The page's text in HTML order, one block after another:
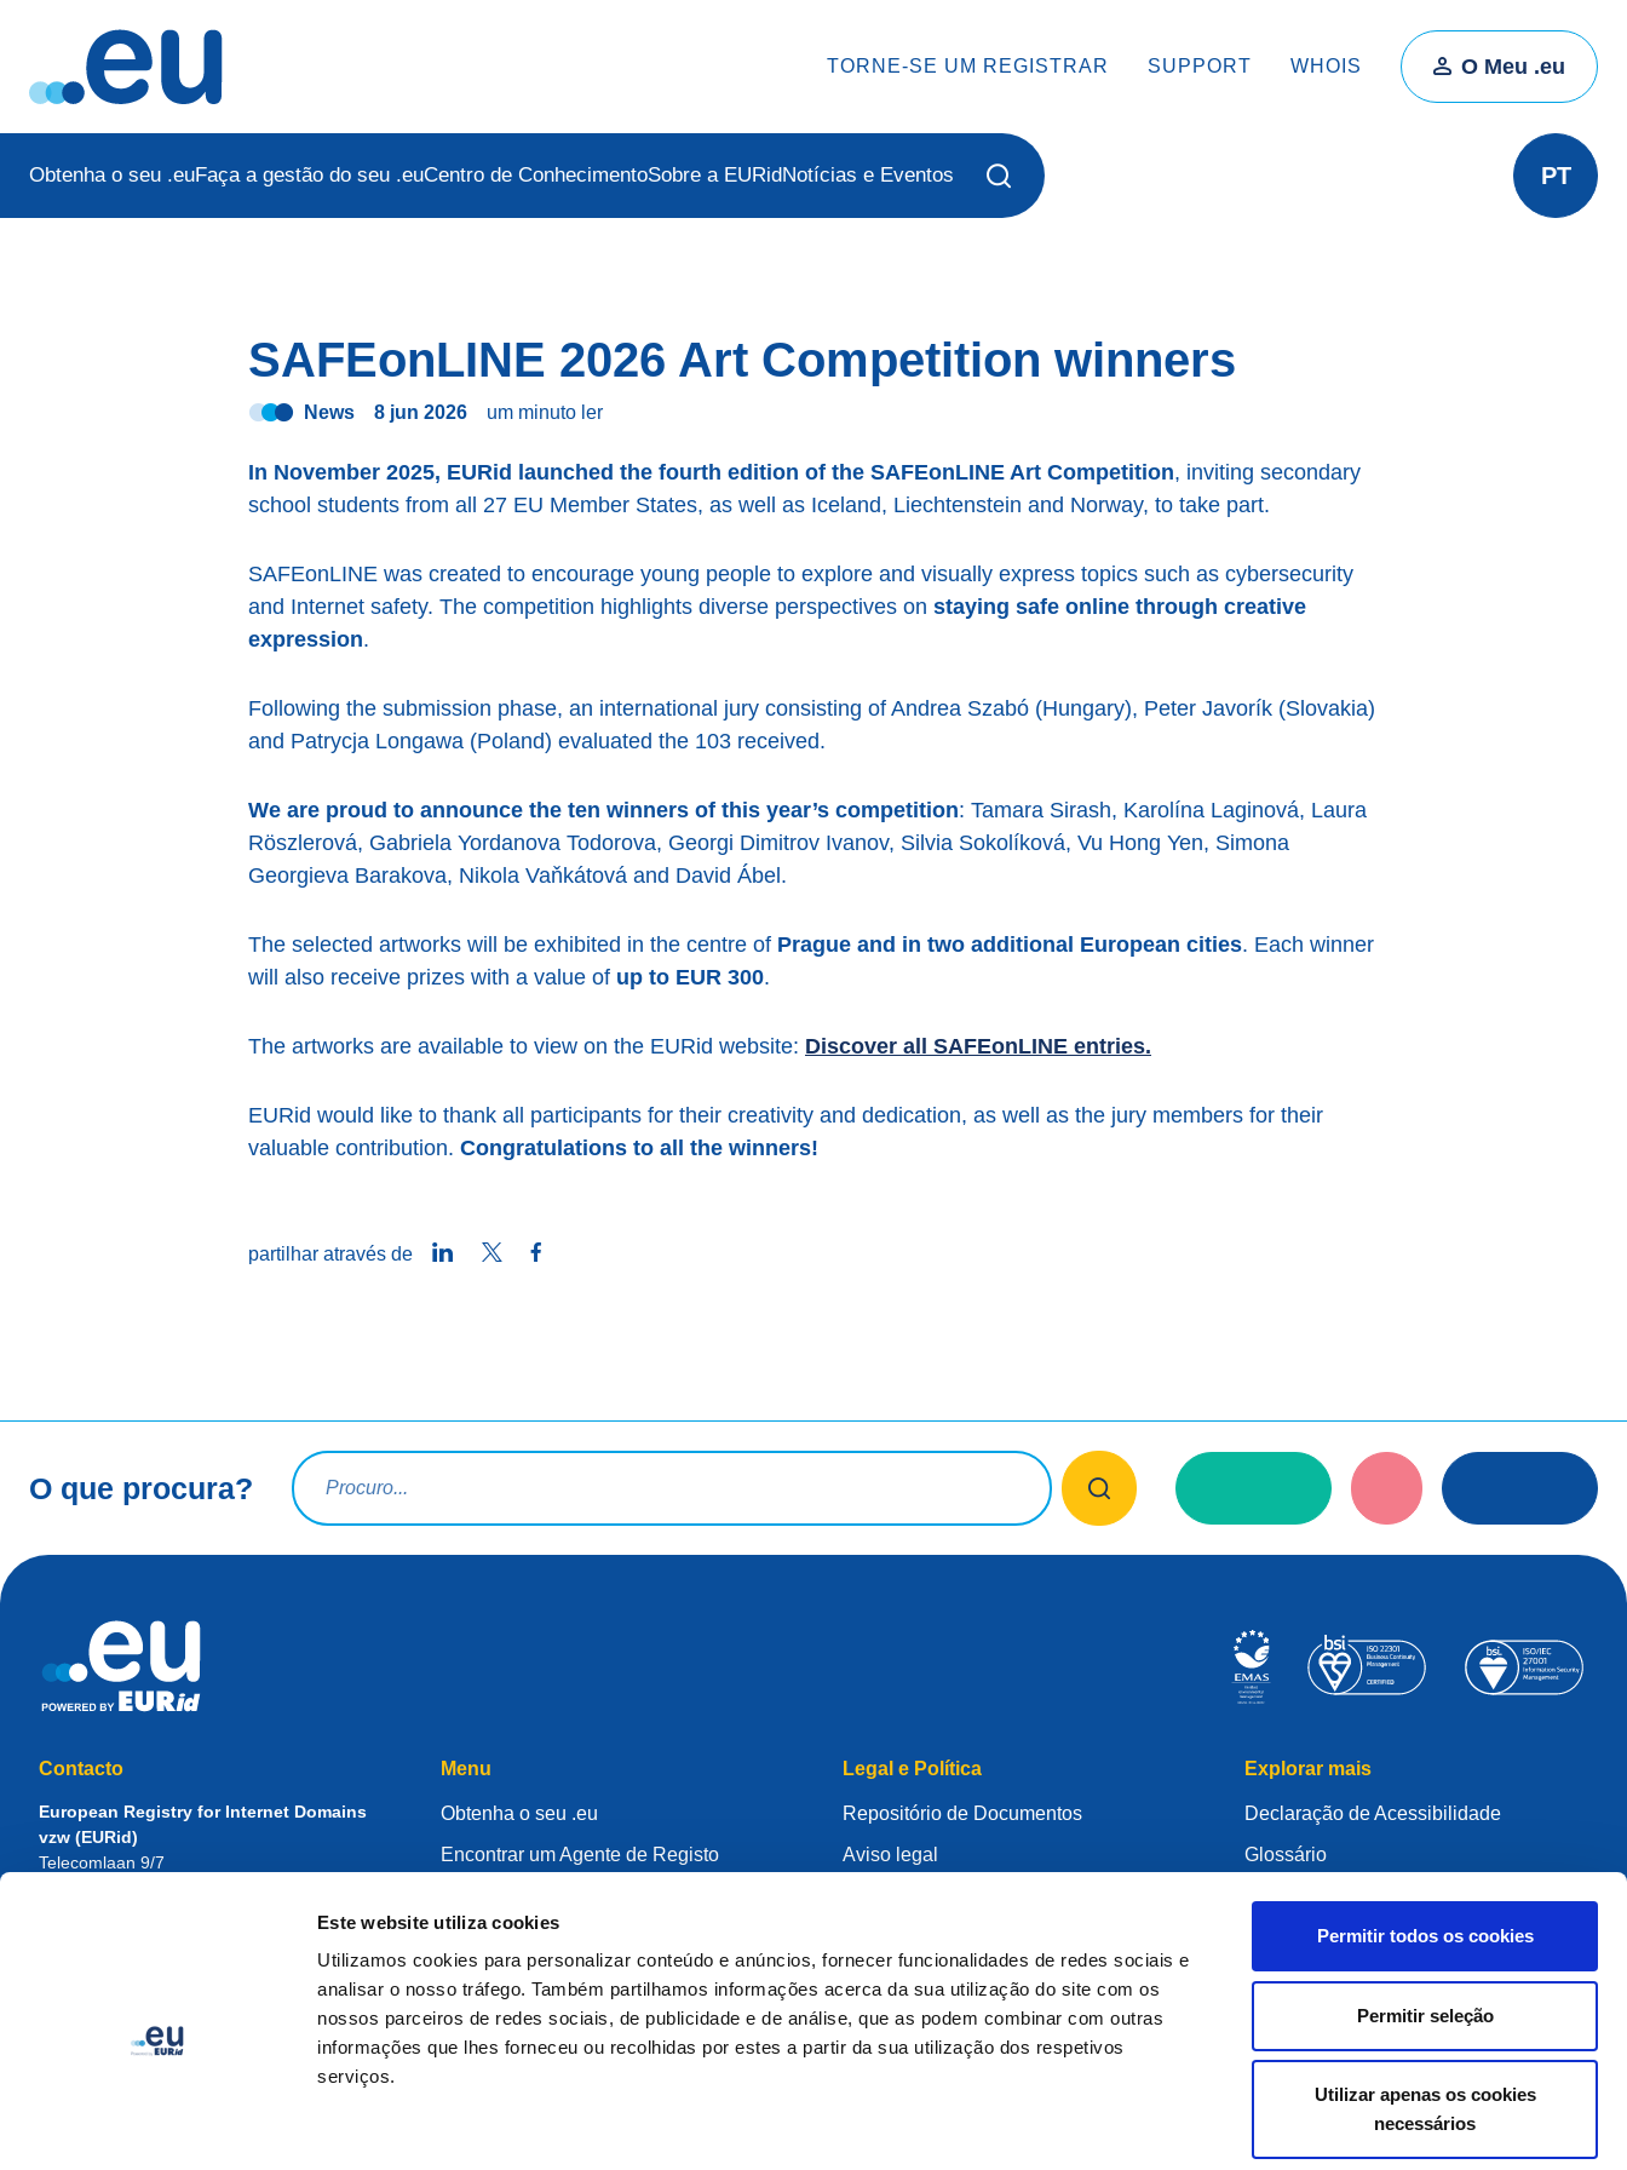
Este website utiliza cookies
Utilizamos cookies para personalizar conteúdo e anúncios, fornecer funcionalidades de redes sociais e
analisar o nosso tráfego. Também partilhamos informações acerca da sua utilização do site com os
nossos parceiros de redes sociais, de publicidade e de análise, que as podem combinar com outras
informações que lhes forneceu ou recolhidas por estes a partir da sua utilização dos respetivos
serviços.
Permitir todos os cookies
Permitir seleção
Utilizar apenas os cookies
necessários
TORNE-SE UM REGISTRAR SUPPORT WHOIS O Meu .eu
Obtenha o seu .euFaça a gestão do seu .euCentro de ConhecimentoSobre a EURidNotícias e Eventos PT
SAFEonLINE 2026 Art Competition winners
News 8 jun 2026 um minuto ler
In November 2025, EURid launched the fourth edition of the SAFEonLINE Art Competition, inviting secondary
school students from all 27 EU Member States, as well as Iceland, Liechtenstein and Norway, to take part.
SAFEonLINE was created to encourage young people to explore and visually express topics such as cybersecurity
and Internet safety. The competition highlights diverse perspectives on staying safe online through creative
expression.
Following the submission phase, an international jury consisting of Andrea Szabó (Hungary), Peter Javorík (Slovakia)
and Patrycja Longawa (Poland) evaluated the 103 received.
We are proud to announce the ten winners of this year’s competition: Tamara Sirash, Karolína Laginová, Laura
Röszlerová, Gabriela Yordanova Todorova, Georgi Dimitrov Ivanov, Silvia Sokolíková, Vu Hong Yen, Simona
Georgieva Barakova, Nikola Vaňkátová and David Ábel.
The selected artworks will be exhibited in the centre of Prague and in two additional European cities. Each winner
will also receive prizes with a value of up to EUR 300.
The artworks are available to view on the EURid website: Discover all SAFEonLINE entries.
EURid would like to thank all participants for their creativity and dedication, as well as the jury members for their
valuable contribution. Congratulations to all the winners!
partilhar através de LinkedInTwitter
O que procura?
Termo a pesquisar
Contacto
European Registry for Internet Domains
vzw (EURid)
Telecomlaan 9/7
RPR Brussel – VAT BE 0864.240.405
Questões de imprensa:
Menu
Obtenha o seu .eu
Encontrar um Agente de Registo
Centro de Conhecimento
Sobre a EURid
Torne-se um Registrar
Legal e Política
Repositório de Documentos
Aviso legal
Articles of Association
EURid Responsible Disclosure Policy
Explorar mais
Declaração de Acessibilidade
Glossário